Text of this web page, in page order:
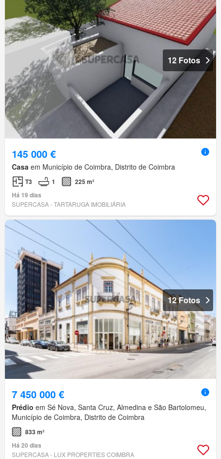
12 Fotos
145 000 €
Casa em Município de Coimbra, Distrito de Coimbra
T3 1
225 m²
Há 19 dias
SUPERCASA - TARTARUGA IMOBILIÁRIA
12 Fotos
7 450 000 €
Prédio em Sé Nova, Santa Cruz, Almedina e São Bartolomeu,
Município de Coimbra, Distrito de Coimbra
833 m²
Há 20 dias
SUPERCASA - LUX PROPERTIES COIMBRA